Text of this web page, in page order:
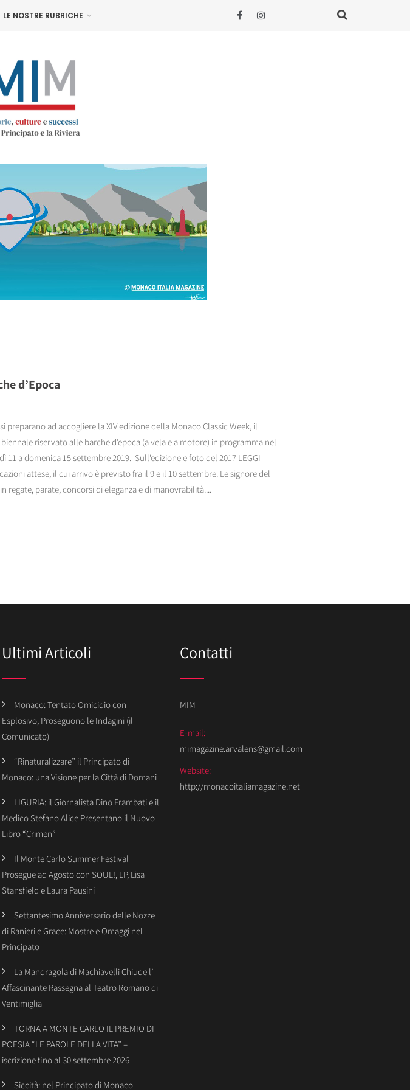
LE NOSTRE RUBRICHE
d’Epoca
preparano ad accogliere la XIV edizione della Monaco Classic Week, il
riservato alle barche d’epoca (a vela e a motore) in programma nel
11 a domenica 15 settembre 2019. Sull'edizione e foto del 2017 LEGGI
attese, il cui arrivo è previsto fra il 9 e il 10 settembre. Le signore del
regate, parate, concorsi di eleganza e di manovrabilità....
Ultimi Articoli
Monaco: Tentato Omicidio con
Esplosivo, Proseguono le Indagini (il
Comunicato)
“Rinaturalizzare” il Principato di
Monaco: una Visione per la Città di Domani
LIGURIA: il Giornalista Dino Frambati e il
Medico Stefano Alice Presentano il Nuovo
Libro “Crimen”
Il Monte Carlo Summer Festival
Prosegue ad Agosto con SOUL!, LP, Lisa
Stansfield e Laura Pausini
Settantesimo Anniversario delle Nozze
di Ranieri e Grace: Mostre e Omaggi nel
Principato
La Mandragola di Machiavelli Chiude l’
Affascinante Rassegna al Teatro Romano di
Ventimiglia
TORNA A MONTE CARLO IL PREMIO DI
POESIA “LE PAROLE DELLA VITA” –
iscrizione fino al 30 settembre 2026
Siccità: nel Principato di Monaco
Contatti
MIM
E-mail:
mimagazine.arvalens@gmail.com
Website:
http://monacoitaliamagazine.net